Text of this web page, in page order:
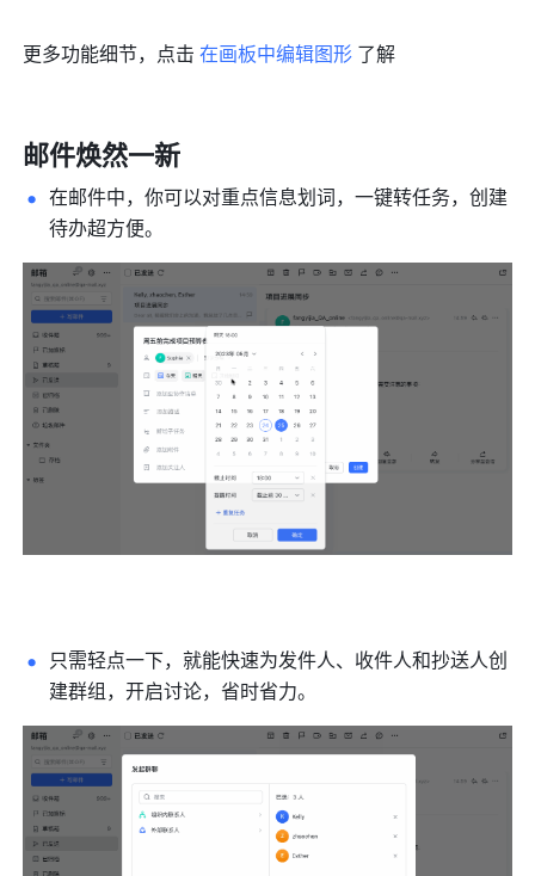
更多功能细节，点击 在画板中编辑图形 了解
邮件焕然一新
在邮件中，你可以对重点信息划词，一键转任务，创建
待办超方便。
只需轻点一下，就能快速为发件人、收件人和抄送人创
建群组，开启讨论，省时省力。